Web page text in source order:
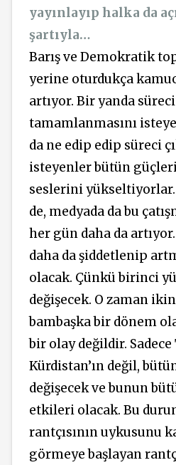
yayınlayıp halka da
şartıyla…
Barış ve Demokratik
yerine oturdukça
artıyor. Bir yanda
tamamlanmasını
da ne edip edip süreci
isteyenler bütün
seslerini
de, medyada da bu
her gün daha da
daha da şiddetlenip
olacak. Çünkü birinci
değişecek. O zaman
bambaşka bir dönem
bir olay değildir.
Kürdistan’ın değil,
değişecek ve bunun
etkileri olacak. Bu
rantçısının uykusunu
görmeye başlayan